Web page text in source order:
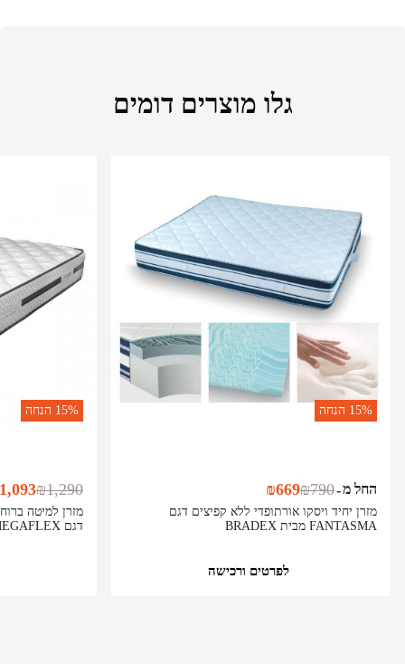
גלו מוצרים דומים
15% הנחה
מזרן יחיד ויסקו אורתופדי ללא קפיצים דגם
FANTASMA מבית BRADEX
החל מ-
₪790
₪669
לפרטים ורכישה
15% הנחה
מזרן למיטה
דגם MEGAFLEX מבית BRADEX
₪1,290